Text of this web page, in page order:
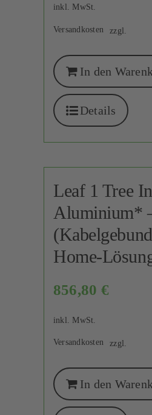
inkl. MwSt.
zzgl.
Versandkosten
In den
Details
Leaf 1 Tree
Aluminium*
Home-
856,80 €
inkl. MwSt.
zzgl.
Versandkosten
In den